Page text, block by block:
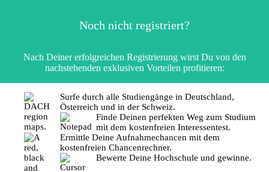
Noch nicht registriert?
Nach Deiner erfolgreichen Registrierung wirst Du von den
nachstehenden exklusiven Vorteilen profitieren:
Surfe durch alle Studiengänge in Deutschland,
Österreich und in der Schweiz.
Finde Deinen perfekten Weg zum Studium
mit dem kostenfreien Interessentest.
Ermittle Deine Aufnahmechancen mit dem
kostenfreien Chancenrechner.
Bewerte Deine Hochschule und gewinne.